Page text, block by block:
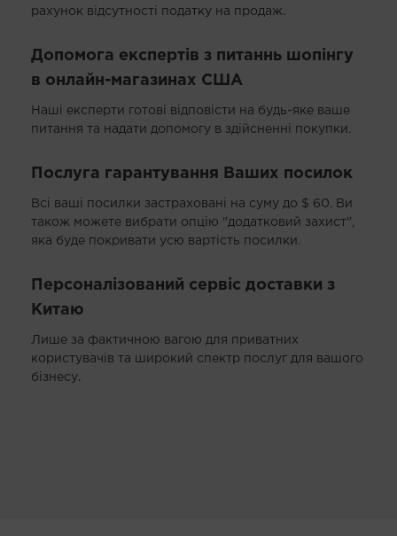
рахунок відсутності податку на продаж.
Допомога експертів з питаннь шопінгу
в онлайн-магазинах США
Наші експерти готові відповісти на будь-яке ваше
питання та надати допомогу в здійсненні покупки.
Послуга гарантування Ваших посилок
Всі ваші посилки застраховані на суму до $ 60. Ви
також можете вибрати опцію "додатковий захист",
яка буде покривати усю вартість посилки.
Персоналізований сервіс доставки з
Китаю
Лише за фактичною вагою для приватних
користувачів та широкий спектр послуг для вашого
бізнесу.